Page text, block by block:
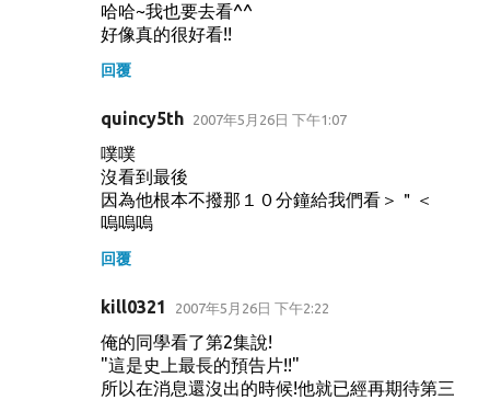
哈哈~我也要去看^^
好像真的很好看!!
回覆
quincy5th 2007年5月26日 下午1:07
噗噗
沒看到最後
因為他根本不撥那１０分鐘給我們看＞＂＜
嗚嗚嗚
回覆
kill0321 2007年5月26日 下午2:22
俺的同學看了第2集說!
"這是史上最長的預告片!!"
所以在消息還沒出的時候!他就已經再期待第三